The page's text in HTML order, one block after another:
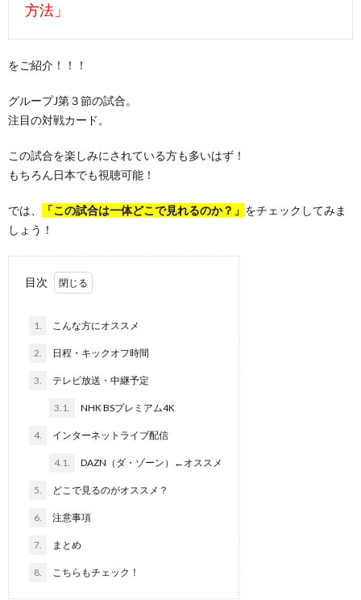
方法」
をご紹介！！！
グループJ第３節の試合。
注目の対戦カード。
この試合を楽しみにされている方も多いはず！
もちろん日本でも視聴可能！
では、 「この試合は一体どこで見れるのか？」 をチェックしてみま
しょう！
目次
1. こんな方にオススメ
2. 日程・キックオフ時間
3. テレビ放送・中継予定
3.1. NHK BSプレミアム4K
4. インターネットライブ配信
4.1. DAZN（ダ・ゾーン）←オススメ
5. どこで見るのがオススメ？
6. 注意事項
7. まとめ
8. こちらもチェック！